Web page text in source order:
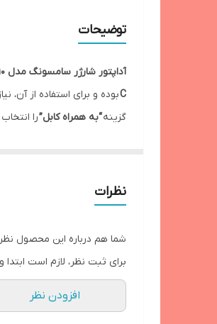
توضیحات
آداپتور شارژر سامسونگ مدل EP-T1510
Cبوده و برای استفاده از آن،
گزینه“به همراه کابل”را
نظرات
شما هم درباره این محصول
برای ثبت نظر، لازم است
افزودن نظر